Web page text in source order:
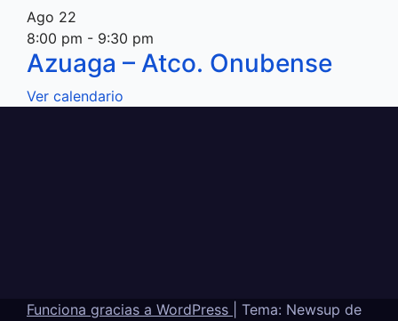
Ago 22
8:00 pm - 9:30 pm
Azuaga – Atco. Onubense
Ver calendario
Funciona gracias a WordPress
Tema: Newsup de